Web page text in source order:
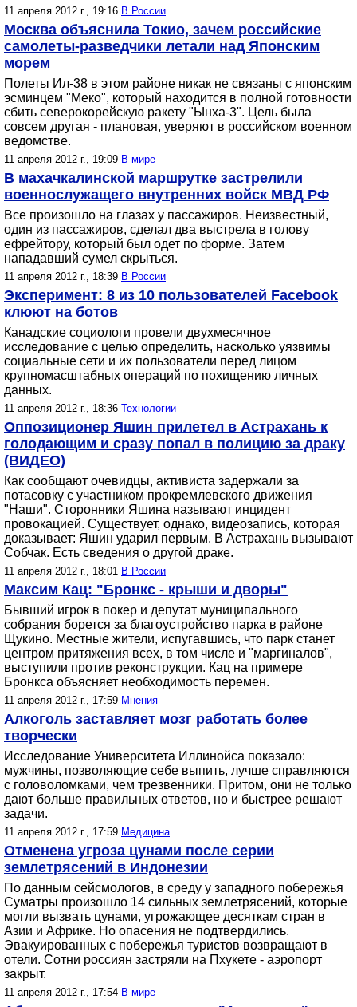
11 апреля 2012 г., 19:16 В России
Москва объяснила Токио, зачем российские
самолеты-разведчики летали над Японским
морем
Полеты Ил-38 в этом районе никак не связаны с японским
эсминцем "Меко", который находится в полной готовности
сбить северокорейскую ракету "Ынха-3". Цель была
совсем другая - плановая, уверяют в российском военном
ведомстве.
11 апреля 2012 г., 19:09 В мире
В махачкалинской маршрутке застрелили
военнослужащего внутренних войск МВД РФ
Все произошло на глазах у пассажиров. Неизвестный,
один из пассажиров, сделал два выстрела в голову
ефрейтору, который был одет по форме. Затем
нападавший сумел скрыться.
11 апреля 2012 г., 18:39 В России
Эксперимент: 8 из 10 пользователей Facebook
клюют на ботов
Канадские социологи провели двухмесячное
исследование с целью определить, насколько уязвимы
социальные сети и их пользователи перед лицом
крупномасштабных операций по похищению личных
данных.
11 апреля 2012 г., 18:36 Технологии
Оппозиционер Яшин прилетел в Астрахань к
голодающим и сразу попал в полицию за драку
(ВИДЕО)
Как сообщают очевидцы, активиста задержали за
потасовку с участником прокремлевского движения
"Наши". Сторонники Яшина называют инцидент
провокацией. Существует, однако, видеозапись, которая
доказывает: Яшин ударил первым. В Астрахань вызывают
Собчак. Есть сведения о другой драке.
11 апреля 2012 г., 18:01 В России
Максим Кац: "Бронкс - крыши и дворы"
Бывший игрок в покер и депутат муниципального
собрания борется за благоустройство парка в районе
Щукино. Местные жители, испугавшись, что парк станет
центром притяжения всех, в том числе и "маргиналов",
выступили против реконструкции. Кац на примере
Бронкса объясняет необходимость перемен.
11 апреля 2012 г., 17:59 Мнения
Алкоголь заставляет мозг работать более
творчески
Исследование Университета Иллинойса показало:
мужчины, позволяющие себе выпить, лучше справляются
с головоломками, чем трезвенники. Притом, они не только
дают больше правильных ответов, но и быстрее решают
задачи.
11 апреля 2012 г., 17:59 Медицина
Отменена угроза цунами после серии
землетрясений в Индонезии
По данным сейсмологов, в среду у западного побережья
Суматры произошло 14 сильных землетрясений, которые
могли вызвать цунами, угрожающее десяткам стран в
Азии и Африке. Но опасения не подтвердились.
Эвакуированных с побережья туристов возвращают в
отели. Сотни россиян застряли на Пхукете - аэропорт
закрыт.
11 апреля 2012 г., 17:54 В мире